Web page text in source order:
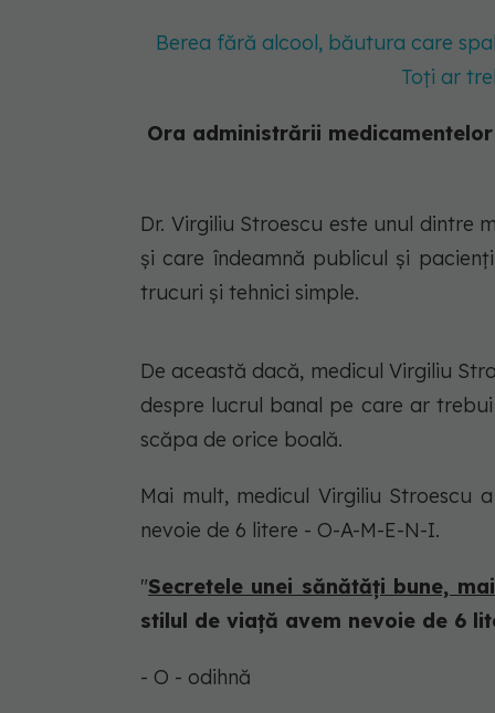
Berea fără alcool, băutura care
Toți ar
Ora administrării
Dr. Virgiliu Stroescu este unul dintre
și care îndeamnă publicul și
trucuri și tehnici simple.
De această dacă, medicul Virgiliu
despre lucrul banal pe care ar
scăpa de orice boală.
Mai mult, medicul Virgiliu Stroescu
nevoie de 6 litere - O-A-M-E-N-I.
"Secretele unei sănătăți bune,
stilul de viață avem nevoie de 6
- O - odihnă